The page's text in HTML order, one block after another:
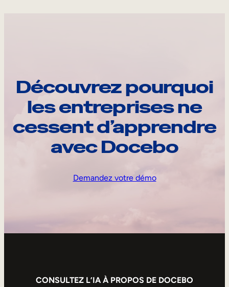
Découvrez pourquoi
les entreprises ne
cessent d’apprendre
avec Docebo
Demandez votre démo
CONSULTEZ L’IA À PROPOS DE DOCEBO